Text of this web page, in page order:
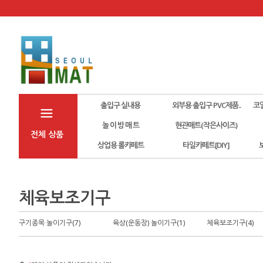
전체 상품
출입구 실내용 외부용 출입구 PVC제품..
코
놀 이 방 매 트
현관매트(작은사이즈)
상업용 롤카페트
타일카페트[DIY]
체육보조기구
구기종목 놀이기구(7) 육상(운동장) 놀이기구(1) 체육보조기구(4)